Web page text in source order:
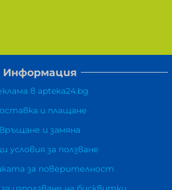
Информация
в apteka24.bg
и плащане
Връщане и замяна
условия за ползване
за поверителност